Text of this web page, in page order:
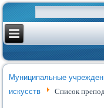
Муниципальные
искусств
Список